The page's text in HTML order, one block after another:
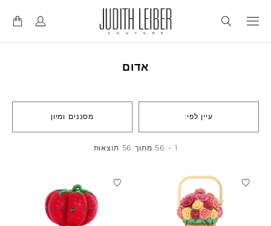
אדום
עיין לפי: מסננים ומיון
1 - 56 מתוך 56 תוצאות